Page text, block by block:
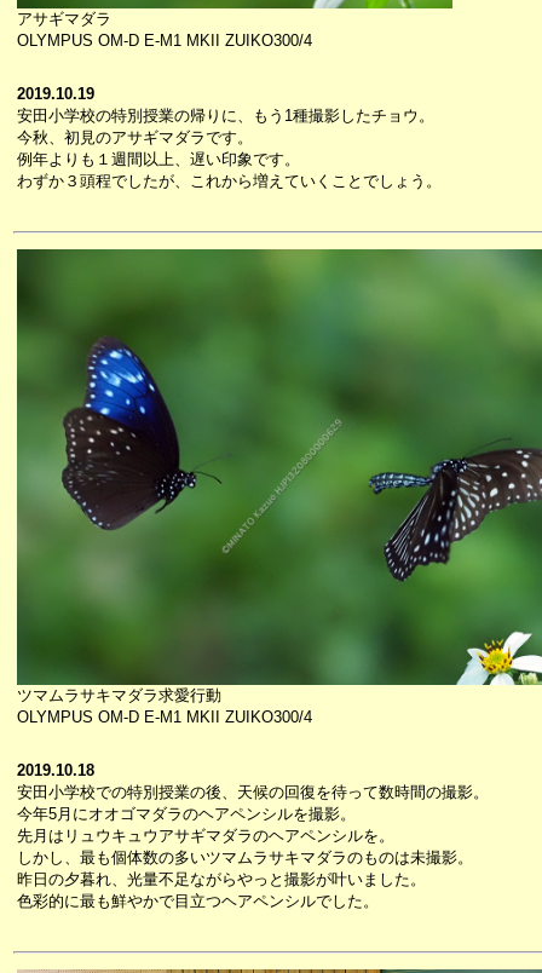
アサギマダラ
OLYMPUS OM-D E-M1 MKII ZUIKO300/4
2019.10.19
安田小学校の特別授業の帰りに、もう1種撮影したチョウ。
今秋、初見のアサギマダラです。
例年よりも１週間以上、遅い印象です。
わずか３頭程でしたが、これから増えていくことでしょう。
ツマムラサキマダラ求愛行動
OLYMPUS OM-D E-M1 MKII ZUIKO300/4
2019.10.18
安田小学校での特別授業の後、天候の回復を待って数時間の撮影。
今年5月にオオゴマダラのヘアペンシルを撮影。
先月はリュウキュウアサギマダラのヘアペンシルを。
しかし、最も個体数の多いツマムラサキマダラのものは未撮影。
昨日の夕暮れ、光量不足ながらやっと撮影が叶いました。
色彩的に最も鮮やかで目立つヘアペンシルでした。